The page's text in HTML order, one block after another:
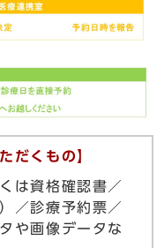
だくもの】
は資格確認書／
／診療予約票／
や画像データな